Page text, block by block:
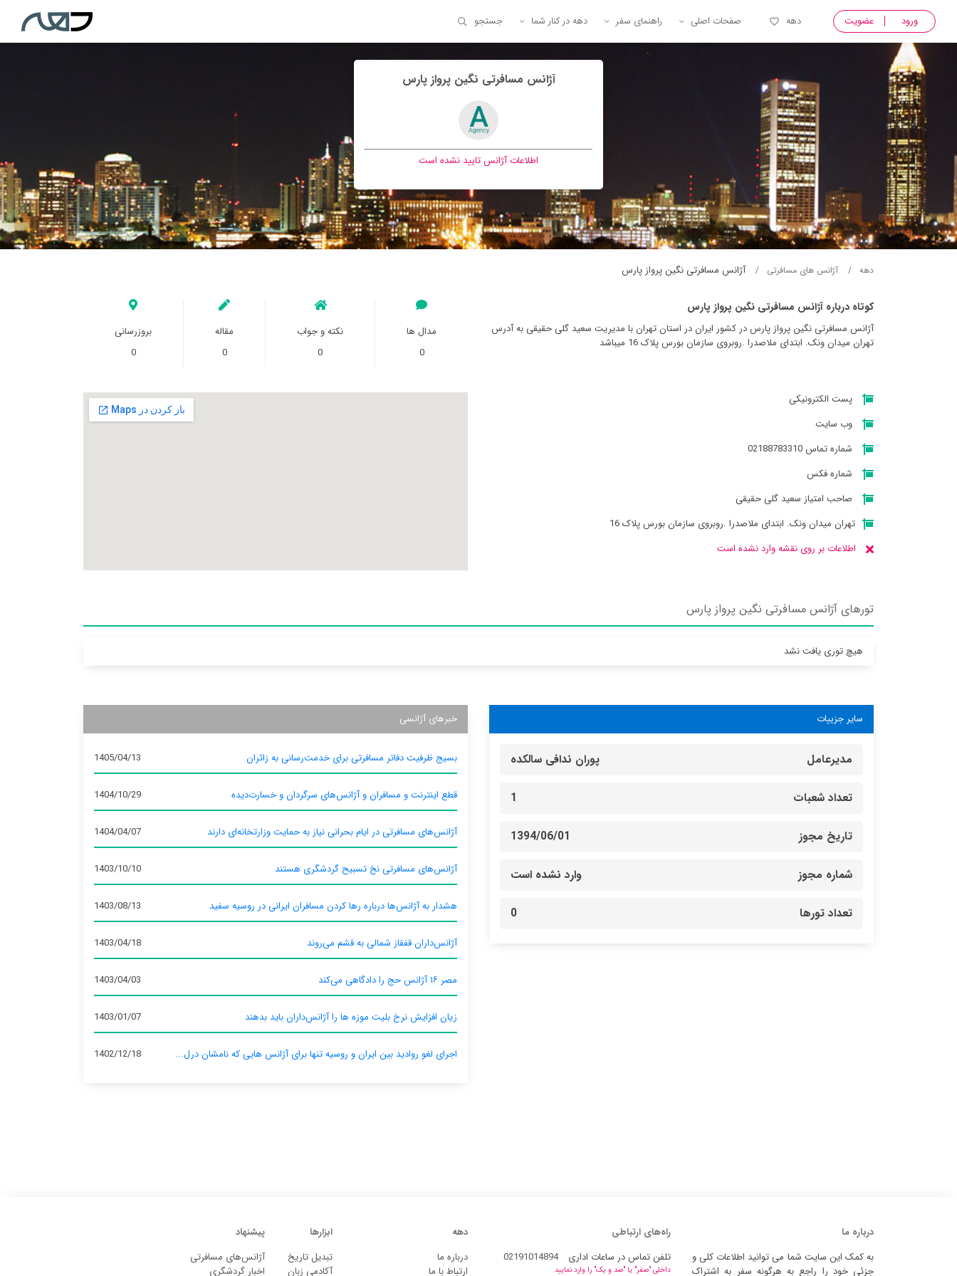
ورود عضویت دهه صفحات اصلی راهنمای سفر دهه در کنار شما جستجو
آژانس مسافرتی نگين پرواز پارس
اطلاعات آژانس تایید نشده است
دهه آژانس های مسافرتی آژانس مسافرتی نگين پرواز پارس
کوتاه درباره آژانس مسافرتی نگين پرواز پارس
آژانس مسافرتی نگين پرواز پارس در کشور ایران در استان تهران با مدیریت سعید گلی حقیقی به آدرس
تهران میدان ونک. ابتدای ملاصدرا .روبروی سازمان بورس پلاک 16 میباشد
مدال ها
0
نکته و جواب
0
مقاله
0
بروزرسانی
0
پست الکترونیکی
وب سایت
شماره تماس 02188783310
شماره فکس
صاحب امتیاز سعید گلی حقیقی
تهران میدان ونک. ابتدای ملاصدرا .روبروی سازمان بورس پلاک 16
اطلاعات بر روی نقشه وارد نشده است
تورهای آژانس مسافرتی نگين پرواز پارس
هیچ توری یافت نشد
سایر جزییات
مدیرعامل پوران ندافی سالکده
تعداد شعبات 1
تاریخ مجوز 1394/06/01
شماره مجوز وارد نشده است
تعداد تورها 0
خبرهای آژانسی
بسیج ظرفیت دفاتر مسافرتی برای خدمت‌رسانی به زائران 1405/04/13
قطع اینترنت و مسافران و آژانس‌های سرگردان و خسارت‌دیده 1404/10/29
آژانس‌های مسافرتی در ایام بحرانی نیاز به حمایت وزارتخانه‌ای دارند 1404/04/07
آژانس‌های مسافرتی نخ تسبیح گردشگری هستند 1403/10/10
هشدار به آژانس‌ها درباره رها کردن مسافران ایرانی در روسیه سفید 1403/08/13
آژانس‌داران قفقاز شمالی به قشم می‌روند 1403/04/18
مصر ۱۶ آژانس حج را دادگاهی می‌کند 1403/04/03
زیان افزایش نرخ بلیت موزه ها را آژانس‌داران باید بدهند 1403/01/07
اجرای لغو روادید بین ایران و روسیه تنها برای آژانس‌ هایی که نامشان درل... 1402/12/18
درباره ما
به کمک این سایت شما می توانید اطلاعات کلی و
جزئی خود را راجع به هرگونه سفر به اشتراک
راه‌های ارتباطی
تلفن تماس در ساعات اداری
02191014894
داخلی "صفر" یا "صد و یک" را وارد نمایید
دهه
درباره ما
ارتباط با ما
ابزارها
تبدیل تاریخ
آکادمی زبان
پیشنهاد
آژانس‌های مسافرتی
اخبار گردشگری